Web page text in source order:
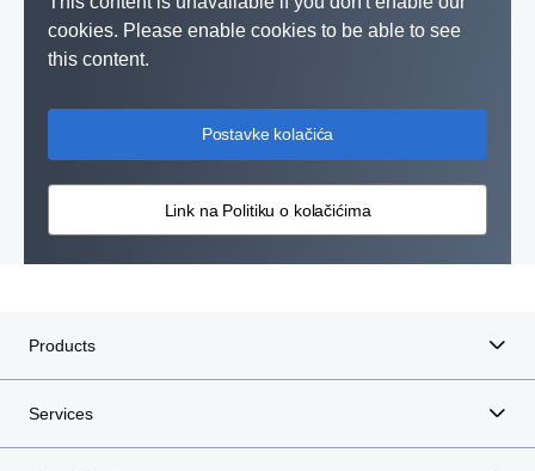
cookies. Please enable cookies to be able to see
this content.
Postavke kolačića
Link na Politiku o kolačićima
Products
Services